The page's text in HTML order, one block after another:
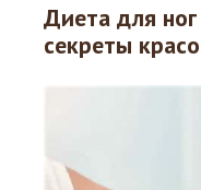
Диета для
секреты